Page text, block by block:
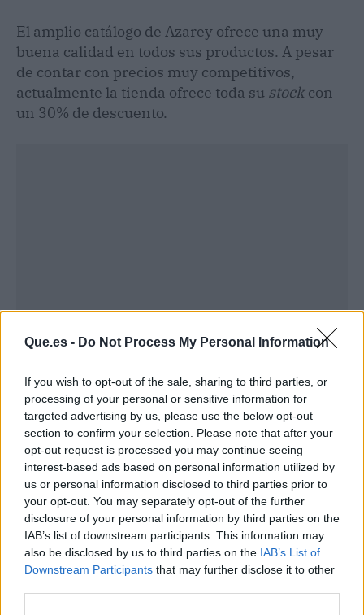
Que.es - Do Not Process My Personal Information
If you wish to opt-out of the sale, sharing to third parties, or
processing of your personal or sensitive information for
targeted advertising by us, please use the below opt-out
section to confirm your selection. Please note that after your
opt-out request is processed you may continue seeing
interest-based ads based on personal information utilized by
us or personal information disclosed to third parties prior to
your opt-out. You may separately opt-out of the further
disclosure of your personal information by third parties on the
IAB’s list of downstream participants. This information may
also be disclosed by us to third parties on the IAB’s List of
Downstream Participants that may further disclose it to other
El amplio catálogo de Azarey ofrece una muy
buena calidad en todos sus productos. A pesar
de contar con precios muy competitivos,
actualmente la tienda ofrece toda su stockcon
un 30% de descuento.
Publicidad